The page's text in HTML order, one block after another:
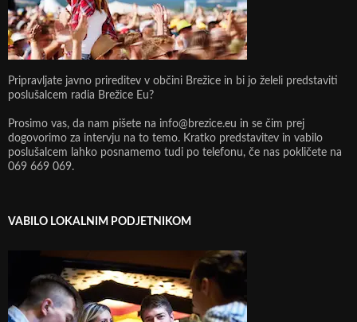
Pripravljate javno prireditev v občini Brežice in bi jo želeli predstaviti
poslušalcem radia Brežice Eu?
Prosimo vas, da nam pišete na info@brezice.eu in se čim prej
dogovorimo za intervju na to temo. Kratko predstavitev in vabilo
poslušalcem lahko posnamemo tudi po telefonu, če nas pokličete na
069 669 069.
VABILO LOKALNIM PODJETNIKOM